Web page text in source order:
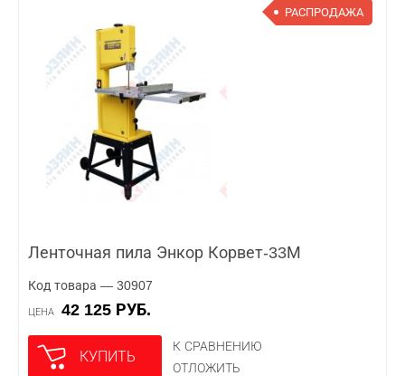
РАСПРОДАЖА
Ленточная пила Энкор Корвет-33М
Код товара — 30907
ЦЕНА 42 125 РУБ.
КУПИТЬ
К СРАВНЕНИЮ
ОТЛОЖИТЬ